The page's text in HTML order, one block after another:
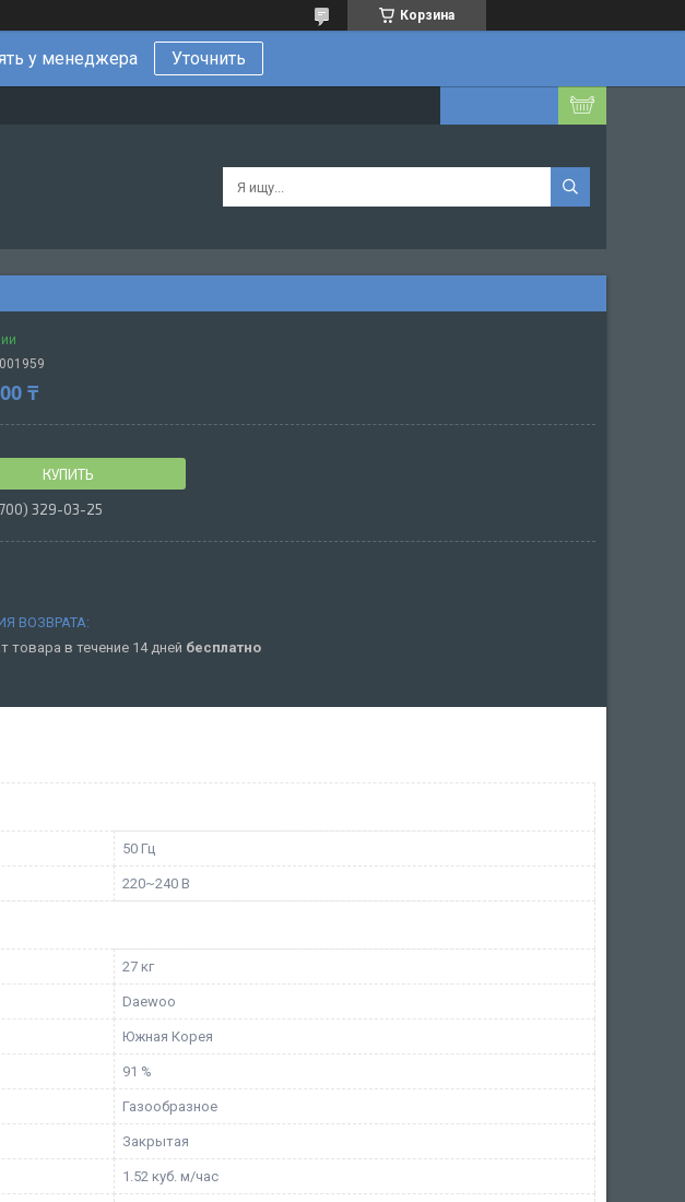
Корзина
у менеджера Уточнить
₸
КУПИТЬ
329-03-25
товара в течение 14 дней бесплатно
50 Гц
220~240 В
27 кг
Daewoo
Южная Корея
91 %
Газообразное
Закрытая
1.52 куб. м/час